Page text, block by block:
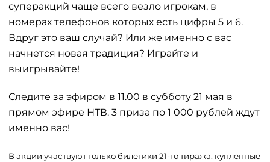
суперакций чаще всего везло игрокам, в
номерах телефонов которых есть цифры 5 и 6.
Вдруг это ваш случай? Или же именно с вас
начнется новая традиция? Играйте и
выигрывайте!
Следите за эфиром в 11.00 в субботу 21 мая в
прямом эфире НТВ. 3 приза по 1 000 рублей ждут
именно вас!
В акции участвуют только билетики 21-го тиража, купленные